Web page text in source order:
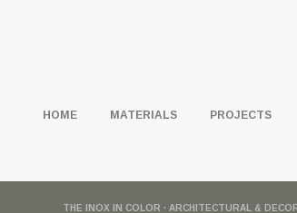
HOME MATERIALS PROJECTS
THE INOX IN COLOR · ARCHITECTURAL &